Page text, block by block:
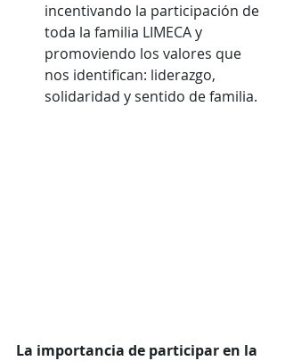
incentivando la participación de
toda la familia LIMECA y
promoviendo los valores que
nos identifican: liderazgo,
solidaridad y sentido de familia.
La importancia de participar en la